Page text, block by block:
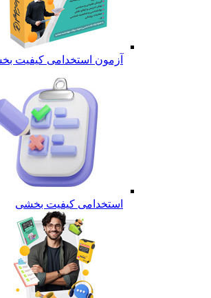
آزمون استخدامی کیفیت
استخدامی کیفیت بخشی